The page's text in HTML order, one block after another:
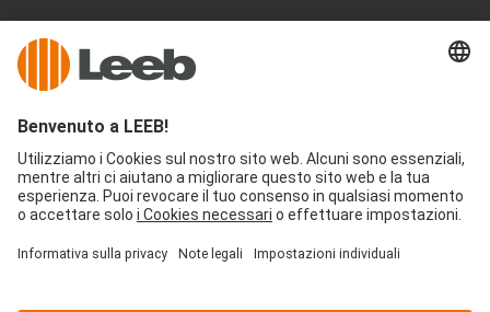
+39 472 785508
+39 371 1472844
office@leeb-balkone.com